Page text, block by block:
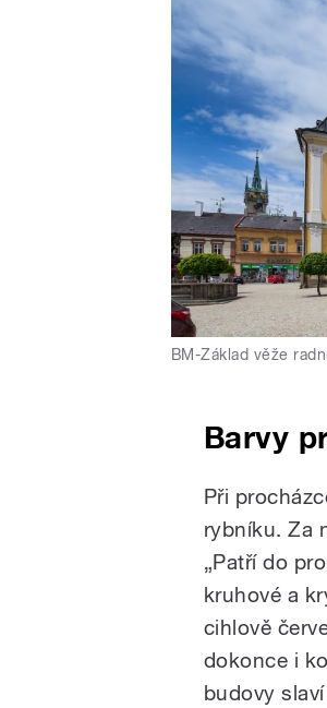
BM-Základ věže
Barvy
Při
rybníku. Za
„Patří do
kruhové a
cihlově
dokonce i
budovy